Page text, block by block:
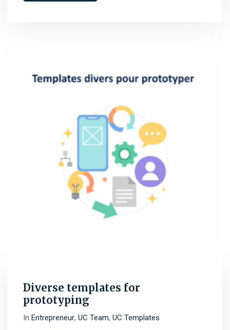
Diverse templates for
prototyping
In Entrepreneur, UC Team, UC Templates